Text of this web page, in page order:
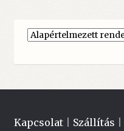
Kapcsolat| Szállítás